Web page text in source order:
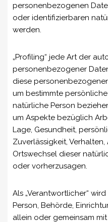
personenbezogenen
oder identifizierbaren
werden.
„Profiling“ jede Art der
personenbezogener
diese
um bestimmte
natürliche Person
um Aspekte bezüglich
Lage, Gesundheit,
Zuverlässigkeit,
Ortswechsel dieser
oder vorherzusagen.
Als „Verantwortlicher“
Person, Behörde,
allein oder gemeinsam